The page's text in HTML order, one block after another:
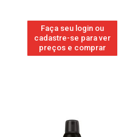
Faça seu login ou
cadastre-se para ver
preços e comprar